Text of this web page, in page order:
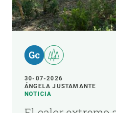
30-07-2026
ÁNGELA JUSTAMANTE
NOTICIA